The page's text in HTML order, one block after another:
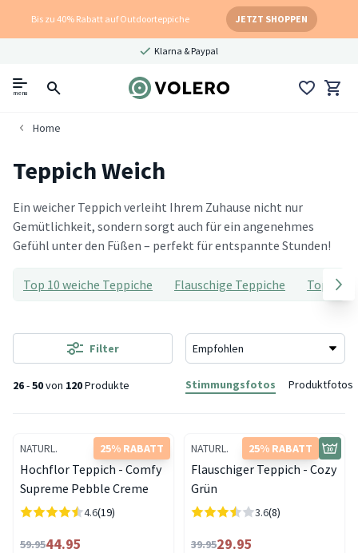
Bis zu 40% Rabatt auf Outdoorteppiche JETZT SHOPPEN
Klarna & Paypal
menu
Home
Teppich Weich
Ein weicher Teppich verleiht Ihrem Zuhause nicht nur
Gemütlichkeit, sondern sorgt auch für ein angenehmes
Gefühl unter den Füßen – perfekt für entspannte Stunden!
Top 10 weiche Teppiche Flauschige Teppiche Top 10
26-50von 120Produkte
Filter
Stimmungsfotos Produktfotos
25% RABATT
NATURL.
Hochflor Teppich - Comfy
Supreme Pebble Creme
4.6(19)
59.9544.95
25% RABATT
NATURL.
Flauschiger Teppich - Cozy
Grün
3.6(8)
39.9529.95